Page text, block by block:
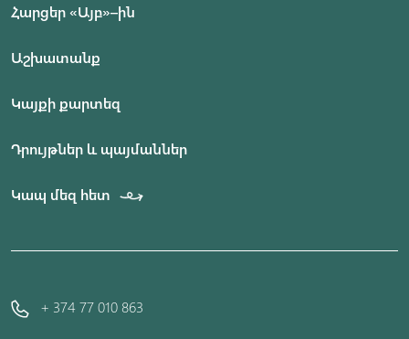
Հարցեր «Այբ»–ին
Աշխատանք
Կայքի քարտեզ
Դրույթներ և պայմաններ
Կապ մեզ հետ
+ 374 77 010 863